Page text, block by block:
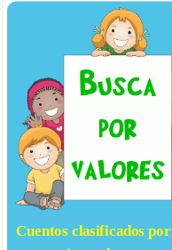
Cuentos clasificados por